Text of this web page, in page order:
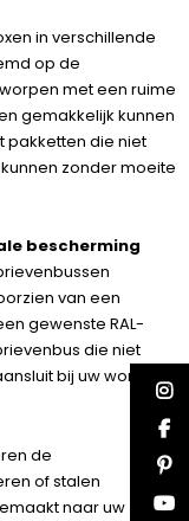
in verschillende
op de
met een ruime
gemakkelijk kunnen
pakketten die niet
zonder moeite
bescherming
van een
gewenste RAL-
die niet
bij uw woning.
de
of stalen
naar uw